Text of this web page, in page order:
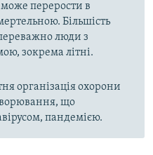
перерости в
Більшість
люди з
зокрема літні.
організація охорони
що
пандемією.